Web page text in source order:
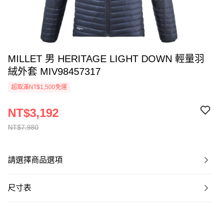
MILLET 男 HERITAGE LIGHT DOWN 輕量羽
絨外套 MIV98457317
超取滿NT$1,500免運
NT$7,980
NT$3,192
請選擇商品選項
尺寸表